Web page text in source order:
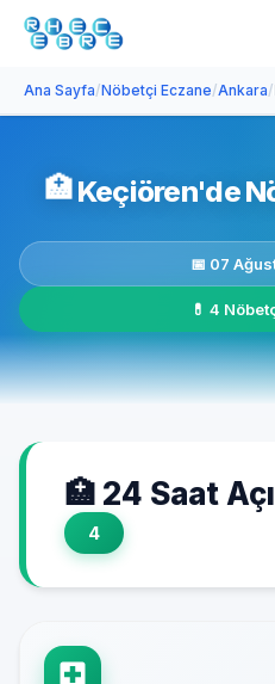
Ana Sayfa/Nöbetçi Eczane/Ankara/
🏥Keçiören'de
📅 07
💊 4
🏥 24 Saat
4